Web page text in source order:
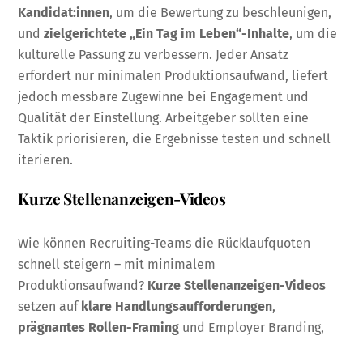
Kandidat:innen, um die Bewertung zu beschleunigen,
undzielgerichtete „Ein Tag im Leben“-Inhalte, um die
kulturelle Passung zu verbessern. Jeder Ansatz
erfordert nur minimalen Produktionsaufwand, liefert
jedoch messbare Zugewinne bei Engagement und
Qualität der Einstellung. Arbeitgeber sollten eine
Taktik priorisieren, die Ergebnisse testen und schnell
iterieren.
Kurze Stellenanzeigen-Videos
Wie können Recruiting-Teams die Rücklaufquoten
schnell steigern – mit minimalem
Produktionsaufwand? Kurze Stellenanzeigen-Videos
setzen auf klare Handlungsaufforderungen,
prägnantes Rollen-Framing und Employer Branding,